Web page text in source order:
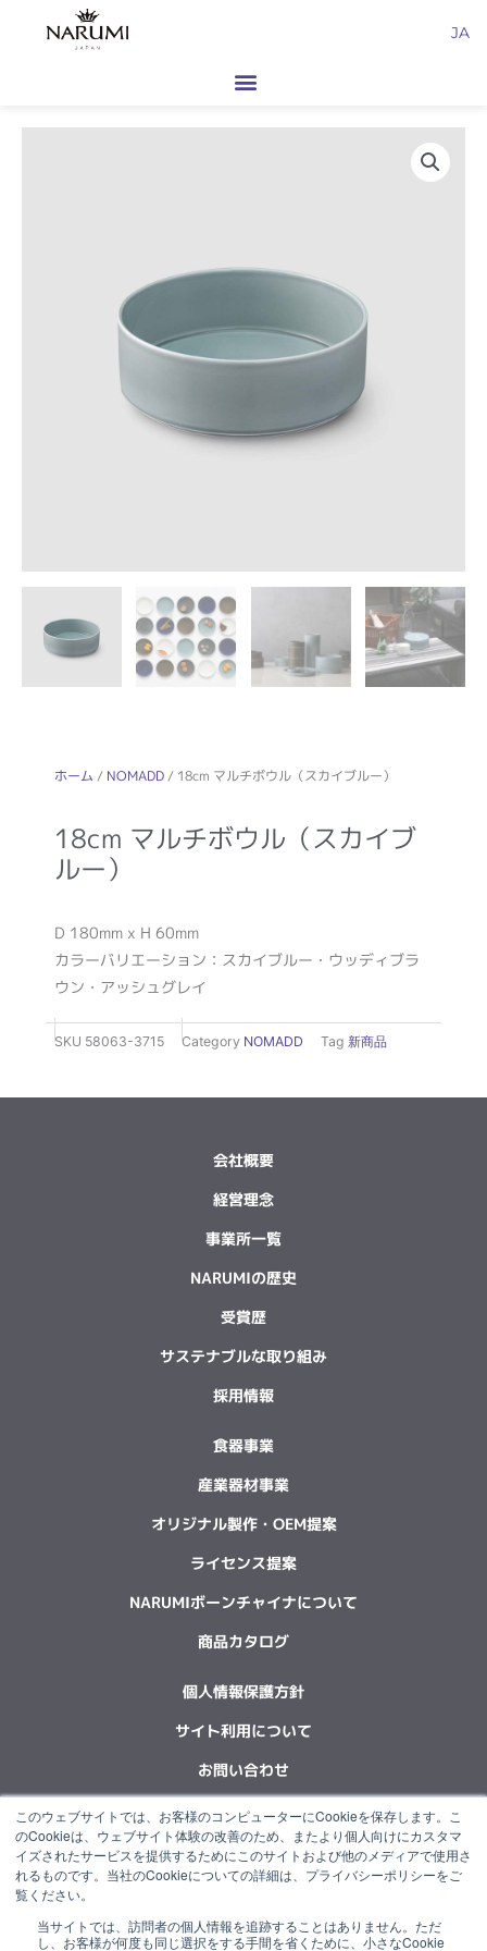
このウェブサイトでは、お客様のコンピューターにCookieを保存します。こ
のCookieは、ウェブサイト体験の改善のため、またより個人向けにカスタマ
イズされたサービスを提供するためにこのサイトおよび他のメディアで使用さ
れるものです。当社のCookieについての詳細は、プライバシーポリシーをご
覧ください。
当サイトでは、訪問者の個人情報を追跡することはありません。ただ
し、お客様が何度も同じ選択をする手間を省くために、小さなCookie
JA
ホーム / NOMADD / 18cm マルチボウル（スカイブルー）
18cm マルチボウル（スカイブ
ルー）
D 180mm x H 60mm
カラーバリエーション：スカイブルー・ウッディブラ
ウン・アッシュグレイ
SKU 58063-3715 Category NOMADD Tag 新商品
会社概要
経営理念
事業所一覧
NARUMIの歴史
受賞歴
サステナブルな取り組み
採用情報
食器事業
産業器材事業
オリジナル製作・OEM提案
ライセンス提案
NARUMIボーンチャイナについて
商品カタログ
個人情報保護方針
サイト利用について
お問い合わせ
F
a
c
e
b
o
L
i
n
k
d
X
-
t
w
t
Y
o
u
t
b
I
n
s
t
g
I
n
s
t
g
“NARUMI”は石塚硝子グループの一員です。